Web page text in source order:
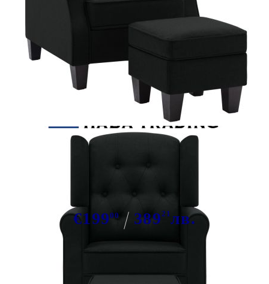
Tweet
€19900 38921лв.